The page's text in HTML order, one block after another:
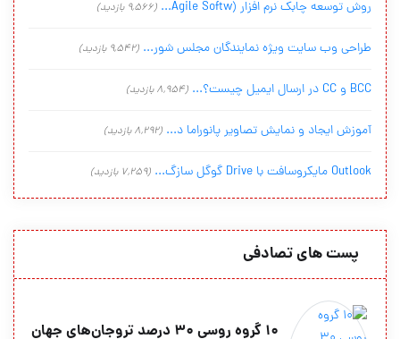
روش توسعه چابک نرم افزار (Agile Softw... (9,566 بازدید)
طراحی وب سایت ویژه نمایندگان مجلس شور... (9,542 بازدید)
BCC و CC در ارسال ایمیل چیست؟... (8,954 بازدید)
آموزش ایجاد و نمایش تصاویر پانوراما د... (8,292 بازدید)
Outlook مایکروسافت با Drive گوگل سازگ... (7,259 بازدید)
پست های تصادفی
10 گروه روسی 30 درصد تروجان‌های جهان